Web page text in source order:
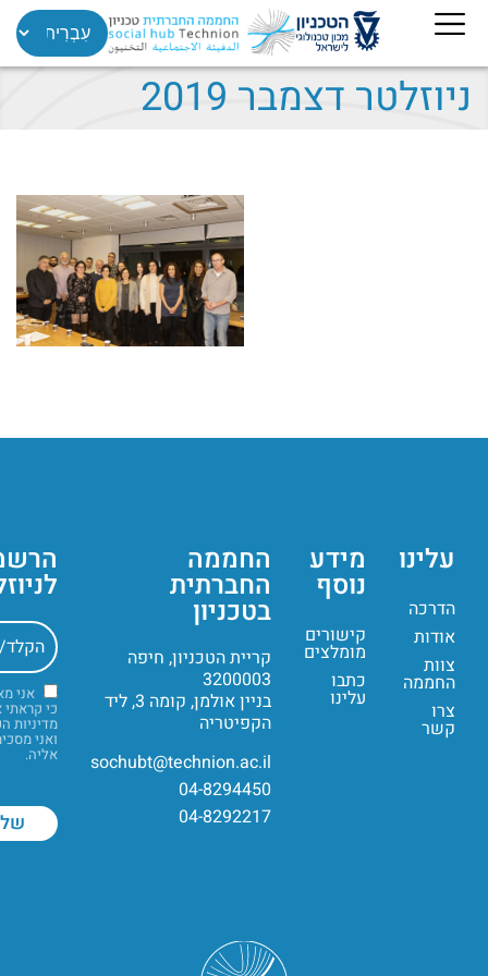
ניוזלטר דצמבר 2019
עלינו
הדרכה
אודות
צוות
החממה
צרו
קשר
מידע
נוסף
קישורים
מומלצים
כתבו
עלינו
החממה
החברתית
בטכניון
קריית הטכניון, חיפה
3200003
בניין אולמן, קומה 3, ליד
הקפיטריה
sochubt@technion.ac.il
04-8294450
04-8292217
אני
כי
מדיניות
ואני
אליה.